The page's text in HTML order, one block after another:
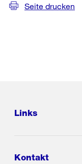
Seite drucken
Links
Kontakt